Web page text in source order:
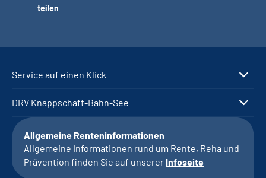
teilen
Service auf einen Klick
DRV Knappschaft-Bahn-See
Allgemeine Renteninformationen
Allgemeine Informationen rund um Rente, Reha und
Prävention finden Sie auf unserer Infoseite